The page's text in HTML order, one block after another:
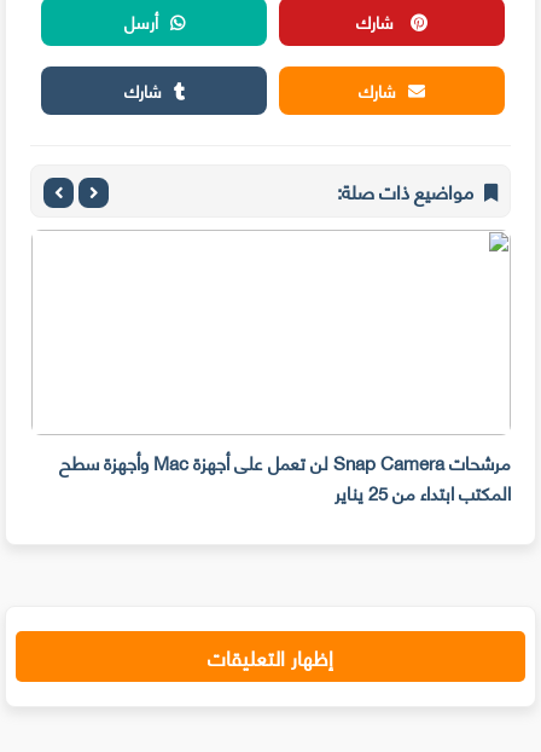
شارك
أرسل
شارك
شارك
مواضيع ذات صلة:
مرشحات Snap Camera لن تعمل على أجهزة Mac وأجهزة سطح
المكتب ابتداء من 25 يناير
إظهار التعليقات